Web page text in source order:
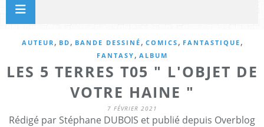
AUTEUR , BD , BANDE DESSINÉ , COMICS , FANTASTIQUE ,
FANTASY , ALBUM
LES 5 TERRES T05 " L'OBJET DE
VOTRE HAINE "
7 FÉVRIER 2021
Rédigé par Stéphane DUBOIS et publié depuis Overblog